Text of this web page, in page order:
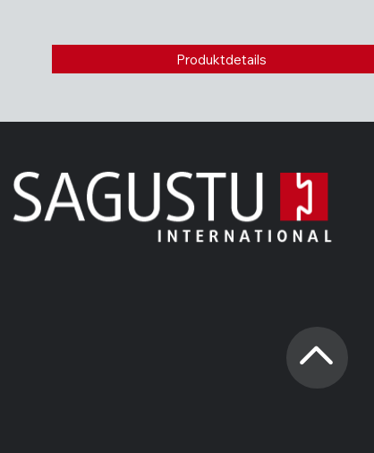
Produktdetails